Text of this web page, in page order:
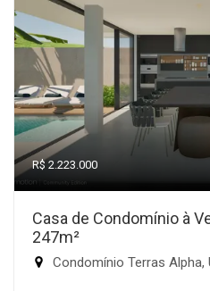
R$ 2.223.000
Casa de Condomínio à
247m²
Condomínio Terras Alpha,